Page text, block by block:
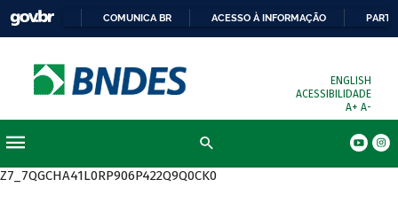
COMUNICA BR ACESSO À INFORMAÇÃO
ENGLISH
ACESSIBILIDADE
A+ A-
Z7_7QGCHA41L0RP906P422Q9Q0CK0